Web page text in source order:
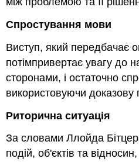
Спростування мови
Виступ, який передбачає
потімпривертає увагу до
сторонами, і остаточно
використовуючи доказову
Риторична ситуація
За словами Ллойда
подій, об'єктів та